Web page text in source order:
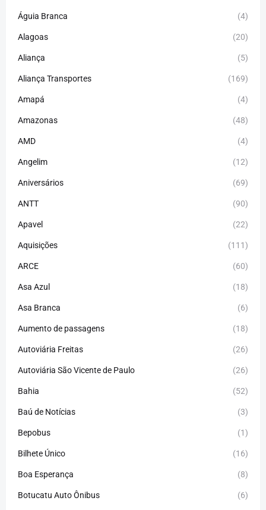
Águia Branca (4)
Alagoas (20)
Aliança (5)
Aliança Transportes (169)
Amapá (4)
Amazonas (48)
AMD (4)
Angelim (12)
Aniversários (69)
ANTT (90)
Apavel (22)
Aquisições (111)
ARCE (60)
Asa Azul (18)
Asa Branca (6)
Aumento de passagens (18)
Autoviária Freitas (26)
Autoviária São Vicente de Paulo (26)
Bahia (52)
Baú de Notícias (3)
Bepobus (1)
Bilhete Único (16)
Boa Esperança (8)
Botucatu Auto Ônibus (6)